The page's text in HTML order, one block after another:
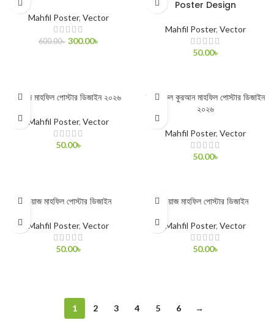
Mahfil Poster, Vector
600.00৳ 300.00৳
Poster Design
Mahfil Poster, Vector
50.00৳
ওয়াজ মাহফিল পোস্টার ডিজাইন ২০২৬
Mahfil Poster, Vector
50.00৳
তাফসীরুল কুরআন মাহফিল পোস্টার ডিজাইন
২০২৬
Mahfil Poster, Vector
50.00৳
ওয়াজ মাহফিল পোস্টার ডিজাইন
Mahfil Poster, Vector
50.00৳
ওয়াজ মাহফিল পোস্টার ডিজাইন
Mahfil Poster, Vector
50.00৳
1 2 3 4 5 6 →